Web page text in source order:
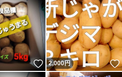
いいね！
2,000円